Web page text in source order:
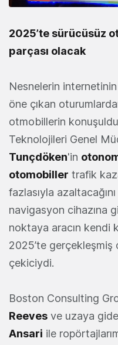
2025’te sürücüsüz
parçası olacak
Nesnelerin
öne çıkan
otmobillerin
Teknolojileri Genel
Tunçdöken'in
otomobiller trafik
fazlasıyla
navigasyon cihazına
noktaya aracın kendi
2025’te gerçekleşmiş
çekiciydi.
Boston Consulting
Reeves ve uzaya
Ansari ile